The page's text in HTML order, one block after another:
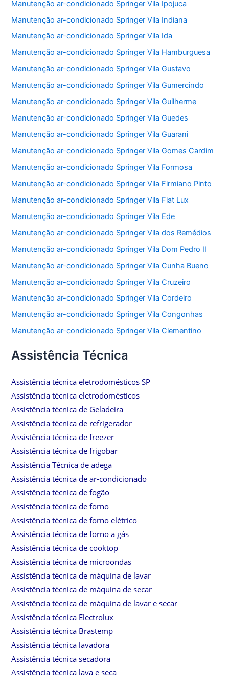
Manutenção ar-condicionado Springer Vila Ipojuca
Manutenção ar-condicionado Springer Vila Indiana
Manutenção ar-condicionado Springer Vila Ida
Manutenção ar-condicionado Springer Vila Hamburguesa
Manutenção ar-condicionado Springer Vila Gustavo
Manutenção ar-condicionado Springer Vila Gumercindo
Manutenção ar-condicionado Springer Vila Guilherme
Manutenção ar-condicionado Springer Vila Guedes
Manutenção ar-condicionado Springer Vila Guarani
Manutenção ar-condicionado Springer Vila Gomes Cardim
Manutenção ar-condicionado Springer Vila Formosa
Manutenção ar-condicionado Springer Vila Firmiano Pinto
Manutenção ar-condicionado Springer Vila Fiat Lux
Manutenção ar-condicionado Springer Vila Ede
Manutenção ar-condicionado Springer Vila dos Remédios
Manutenção ar-condicionado Springer Vila Dom Pedro II
Manutenção ar-condicionado Springer Vila Cunha Bueno
Manutenção ar-condicionado Springer Vila Cruzeiro
Manutenção ar-condicionado Springer Vila Cordeiro
Manutenção ar-condicionado Springer Vila Congonhas
Manutenção ar-condicionado Springer Vila Clementino
Assistência Técnica
Assistência técnica eletrodomésticos SP
Assistência técnica eletrodomésticos
Assistência técnica de Geladeira
Assistência técnica de refrigerador
Assistência técnica de freezer
Assistência técnica de frigobar
Assistência Técnica de adega
Assistência técnica de ar-condicionado
Assistência técnica de fogão
Assistência técnica de forno
Assistência técnica de forno elétrico
Assistência técnica de forno a gás
Assistência técnica de cooktop
Assistência técnica de microondas
Assistência técnica de máquina de lavar
Assistência técnica de máquina de secar
Assistência técnica de máquina de lavar e secar
Assistência técnica Electrolux
Assistência técnica Brastemp
Assistência técnica lavadora
Assistência técnica secadora
Assistência técnica lava e seca